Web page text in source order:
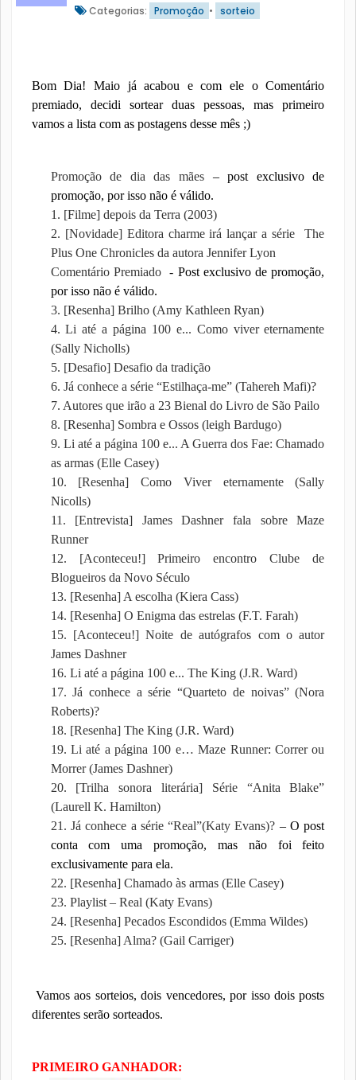
Categorias: Promoção • sorteio
Bom Dia! Maio já acabou e com ele o Comentário
premiado, decidi sortear duas pessoas, mas primeiro
vamos a lista com as postagens desse mês ;)
Promoção de dia das mães – post exclusivo de
promoção, por isso não é válido.
1. [Filme] depois da Terra (2003)
2. [Novidade] Editora charme irá lançar a série
The
Plus One Chronicles da autora Jennifer Lyon
Comentário Premiado
- Post exclusivo de promoção,
por isso não é válido.
3. [Resenha] Brilho (Amy Kathleen Ryan)
4. Li até a página 100 e... Como viver eternamente
(Sally Nicholls)
5. [Desafio] Desafio da tradição
6. Já conhece a série “Estilhaça-me” (Tahereh Mafi)?
7. Autores que irão a 23 Bienal do Livro de São Pailo
8. [Resenha] Sombra e Ossos (leigh Bardugo)
9. Li até a página 100 e... A Guerra dos Fae: Chamado
as armas (Elle Casey)
10. [Resenha] Como Viver eternamente (Sally
Nicolls)
11. [Entrevista] James Dashner fala sobre Maze
Runner
12. [Aconteceu!] Primeiro encontro Clube de
Blogueiros da Novo Século
13. [Resenha] A escolha (Kiera Cass)
14. [Resenha] O Enigma das estrelas (F.T. Farah)
15. [Aconteceu!] Noite de autógrafos com o autor
James Dashner
16. Li até a página 100 e... The King (J.R. Ward)
17. Já conhece a série “Quarteto de noivas” (Nora
Roberts)?
18. [Resenha] The King (J.R. Ward)
19. Li até a página 100 e… Maze Runner: Correr ou
Morrer (James Dashner)
20. [Trilha sonora literária] Série “Anita Blake”
(Laurell K. Hamilton)
21. Já conhece a série “Real”(Katy Evans)? – O post
conta com uma promoção, mas não foi feito
exclusivamente para ela.
22. [Resenha] Chamado às armas (Elle Casey)
23. Playlist – Real (Katy Evans)
24. [Resenha] Pecados Escondidos (Emma Wildes)
25. [Resenha] Alma? (Gail Carriger)
Vamos aos sorteios, dois vencedores, por isso dois posts
diferentes serão sorteados.
PRIMEIRO GANHADOR: